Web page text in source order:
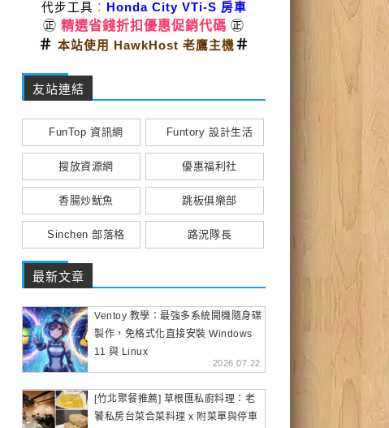
代步工具 ： Honda City VTi-S 房車
㊣ 精選省錢折扣優惠促銷代碼 ㊣
＃ 本站使用 HawkHost 老鷹主機＃
友站連結
FunTop 資訊網 Funtory 設計生活
搜放資源網 優惠福利社
香腸炒魷魚 跳板俱樂部
Sinchen 部落格 路況隊長
最新文章
Ventoy 教學：最強多系統開機隨身碟
製作，免格式化直接安裝 Windows
11 與 Linux
2026.07.22
[竹北聚餐推薦] 草根匯私廚料理：老
饕私房台菜合菜料理 x 附菜單與停車